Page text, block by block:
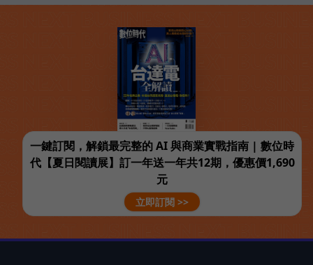
一鍵訂閱，解鎖最完整的 AI 與商業實戰指南 | 數位時
代【夏日閱讀展】訂一年送一年共12期，優惠價1,690
元
立即訂閱 >>